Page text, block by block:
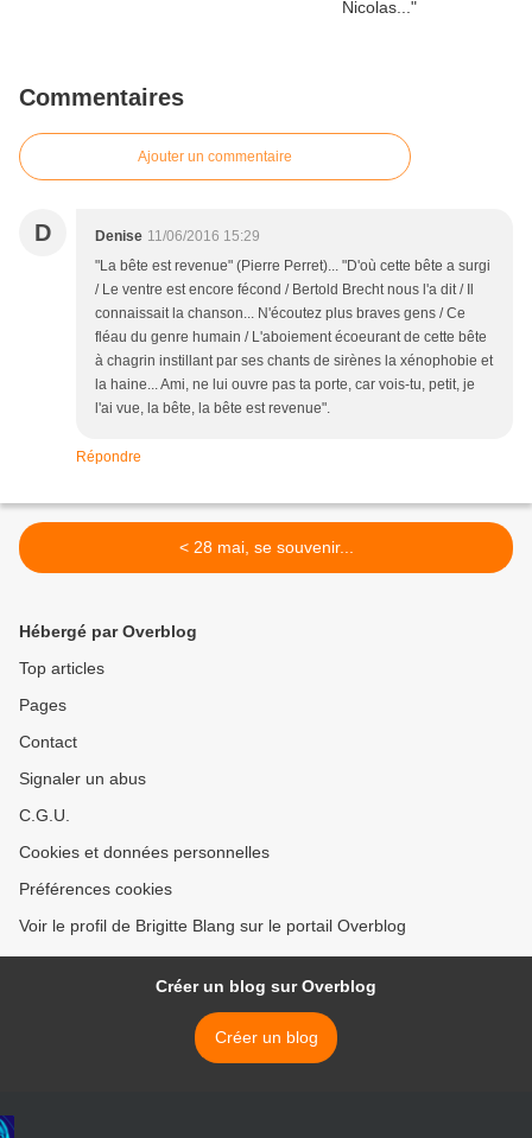
Commentaires
Ajouter un commentaire
D Denise 11/06/2016 15:29
"La bête est revenue" (Pierre Perret)... "D'où cette bête a surgi
/ Le ventre est encore fécond / Bertold Brecht nous l'a dit / Il
connaissait la chanson... N'écoutez plus braves gens / Ce
fléau du genre humain / L'aboiement écoeurant de cette bête
à chagrin instillant par ses chants de sirènes la xénophobie et
la haine... Ami, ne lui ouvre pas ta porte, car vois-tu, petit, je
l'ai vue, la bête, la bête est revenue".
Répondre
< 28 mai, se souvenir...
Hébergé par Overblog
Top articles
Pages
Contact
Signaler un abus
C.G.U.
Cookies et données personnelles
Préférences cookies
Voir le profil de Brigitte Blang sur le portail Overblog
Créer un blog sur Overblog
Créer un blog